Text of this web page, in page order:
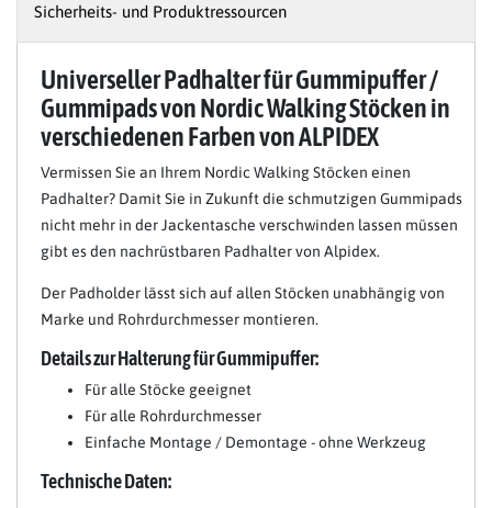
Sicherheits- und Produktressourcen
Universeller Padhalter für Gummipuffer /
Gummipads von Nordic Walking Stöcken in
verschiedenen Farben von ALPIDEX
Vermissen Sie an Ihrem Nordic Walking Stöcken einen
Padhalter? Damit Sie in Zukunft die schmutzigen Gummipads
nicht mehr in der Jackentasche verschwinden lassen müssen
gibt es den nachrüstbaren Padhalter von Alpidex.
Der Padholder lässt sich auf allen Stöcken unabhängig von
Marke und Rohrdurchmesser montieren.
Details zur Halterung für Gummipuffer:
Für alle Stöcke geeignet
Für alle Rohrdurchmesser
Einfache Montage / Demontage - ohne Werkzeug
Technische Daten: